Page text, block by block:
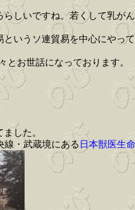
らしいですね。若くして乳が
いうソ連貿易を中心にやっ
とお世話になっております。
した。
線・武蔵境にある 日本獣医生